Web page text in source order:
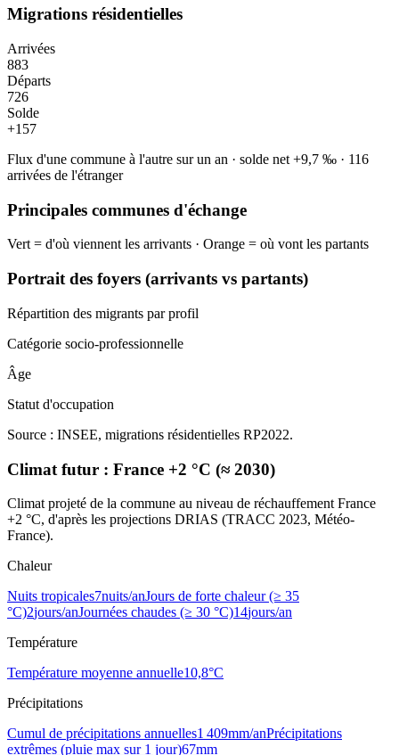
Migrations résidentielles
Arrivées
883
Départs
726
Solde
+157
Flux d'une commune à l'autre sur un an · solde net +9,7 ‰ · 116
arrivées de l'étranger
Principales communes d'échange
Vert = d'où viennent les arrivants · Orange = où vont les partants
Portrait des foyers (arrivants vs partants)
Répartition des migrants par profil
Catégorie socio-professionnelle
Âge
Statut d'occupation
Source : INSEE, migrations résidentielles RP2022.
Climat futur : France +2 °C (≈ 2030)
Climat projeté de la commune au niveau de réchauffement France
+2 °C, d'après les projections DRIAS (TRACC 2023, Météo-
France).
Chaleur
Nuits tropicales7nuits/anJours de forte chaleur (≥ 35
°C)2jours/anJournées chaudes (≥ 30 °C)14jours/an
Température
Température moyenne annuelle10,8°C
Précipitations
Cumul de précipitations annuelles1 409mm/anPrécipitations
extrêmes (pluie max sur 1 jour)67mm